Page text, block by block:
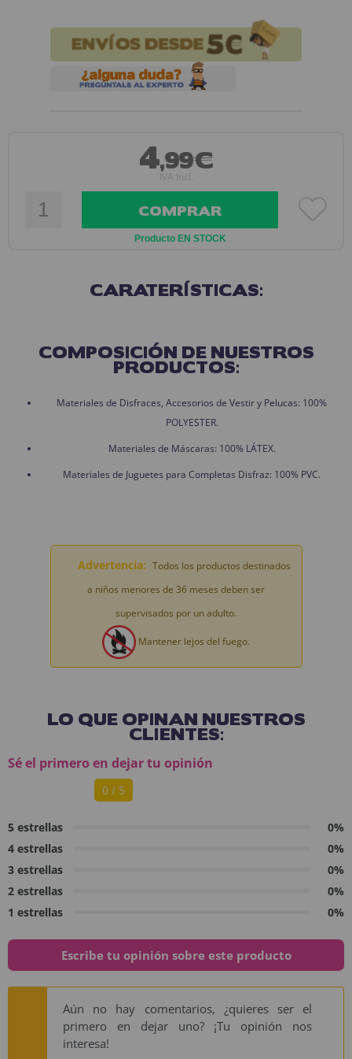
4,99€
IVA Incl.
COMPRAR
Producto EN STOCK
CARATERÍSTICAS:
COMPOSICIÓN DE NUESTROS
PRODUCTOS:
Materiales de Disfraces, Accesorios de Vestir y Pelucas: 100%
POLYESTER.
Materiales de Máscaras: 100% LÁTEX.
Materiales de Juguetes para Completas Disfraz: 100% PVC.
Advertencia: Todos los productos destinados
a niños menores de 36 meses deben ser
supervisados por un adulto.
Mantener lejos del fuego.
LO QUE OPINAN NUESTROS
CLIENTES:
Sé el primero en dejar tu opinión
0 / 5
5 estrellas
0%
4 estrellas
0%
3 estrellas
0%
2 estrellas
0%
1 estrellas
0%
Escribe tu opinión sobre este producto
Aún no hay comentarios, ¿quieres ser el
primero en dejar uno? ¡Tu opinión nos
interesa!